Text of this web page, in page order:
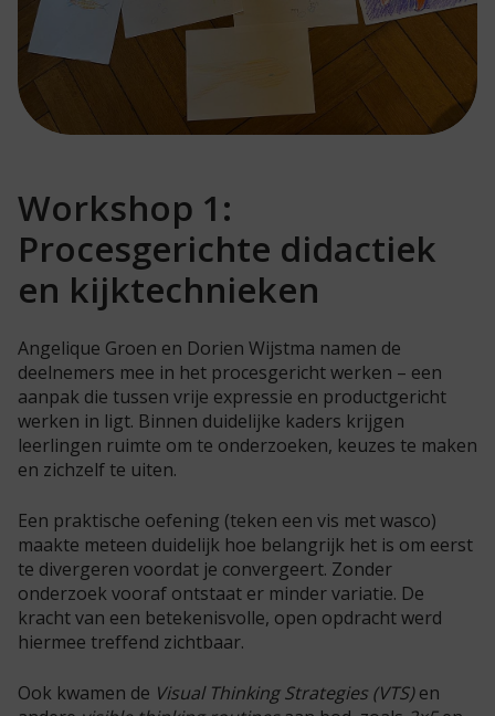
Workshop 1:
Procesgerichte didactiek
en kijktechnieken
Angelique Groen en Dorien Wijstma namen de
deelnemers mee in het procesgericht werken – een
aanpak die tussen vrije expressie en productgericht
werken in ligt. Binnen duidelijke kaders krijgen
leerlingen ruimte om te onderzoeken, keuzes te maken
en zichzelf te uiten.
Een praktische oefening (teken een vis met wasco)
maakte meteen duidelijk hoe belangrijk het is om eerst
te divergeren voordat je convergeert. Zonder
onderzoek vooraf ontstaat er minder variatie. De
kracht van een betekenisvolle, open opdracht werd
hiermee treffend zichtbaar.
Ook kwamen de Visual Thinking Strategies (VTS)en